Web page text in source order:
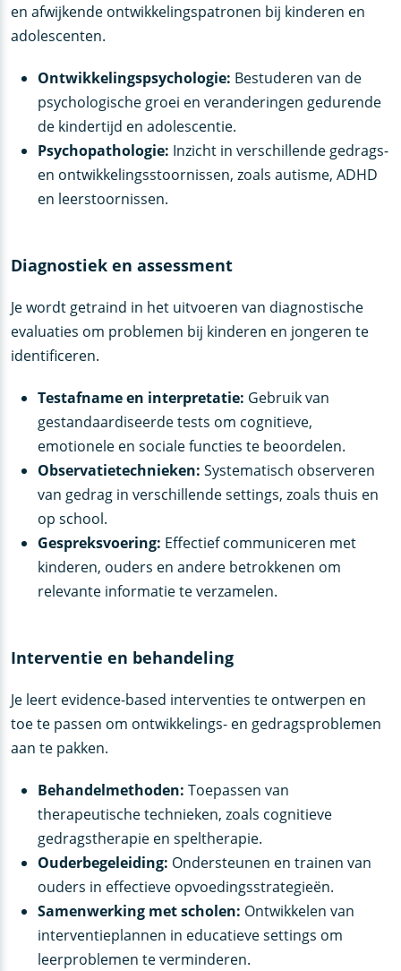
en afwijkende ontwikkelingspatronen bij kinderen en
adolescenten.
Ontwikkelingspsychologie: Bestuderen van de
psychologische groei en veranderingen gedurende
de kindertijd en adolescentie.
Psychopathologie: Inzicht in verschillende gedrags-
en ontwikkelingsstoornissen, zoals autisme, ADHD
en leerstoornissen.
Diagnostiek en assessment
Je wordt getraind in het uitvoeren van diagnostische
evaluaties om problemen bij kinderen en jongeren te
identificeren.
Testafname en interpretatie: Gebruik van
gestandaardiseerde tests om cognitieve,
emotionele en sociale functies te beoordelen.
Observatietechnieken: Systematisch observeren
van gedrag in verschillende settings, zoals thuis en
op school.
Gespreksvoering: Effectief communiceren met
kinderen, ouders en andere betrokkenen om
relevante informatie te verzamelen.
Interventie en behandeling
Je leert evidence-based interventies te ontwerpen en
toe te passen om ontwikkelings- en gedragsproblemen
aan te pakken.
Behandelmethoden: Toepassen van
therapeutische technieken, zoals cognitieve
gedragstherapie en speltherapie.
Ouderbegeleiding: Ondersteunen en trainen van
ouders in effectieve opvoedingsstrategieën.
Samenwerking met scholen: Ontwikkelen van
interventieplannen in educatieve settings om
leerproblemen te verminderen.